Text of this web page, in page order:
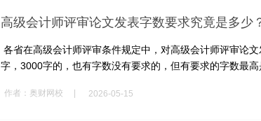
高级会计师评审论文发表字数要求究竟是多少
各省在高级会计师评审条件规定中，对高级会计师评审论
字，3000字的，也有字数没有要求的，但有要求的字数最高
作者： 奥财网校 | 2026-05-15